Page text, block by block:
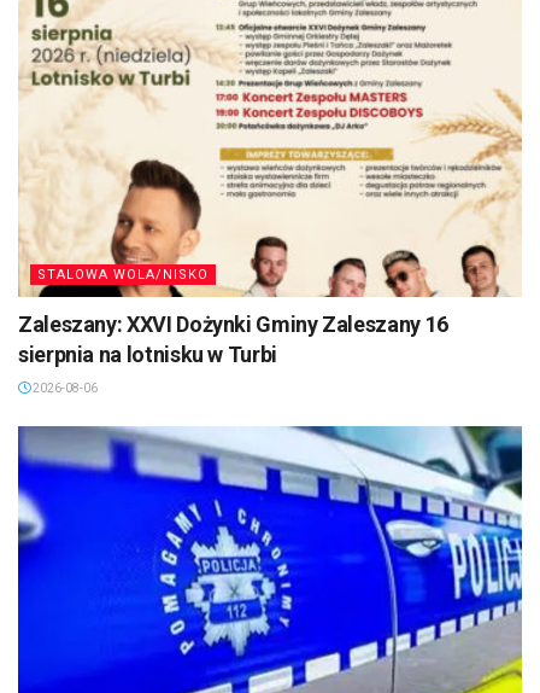
STALOWA WOLA/NISKO
Zaleszany: XXVI Dożynki Gminy Zaleszany 16
sierpnia na lotnisku w Turbi
2026-08-06